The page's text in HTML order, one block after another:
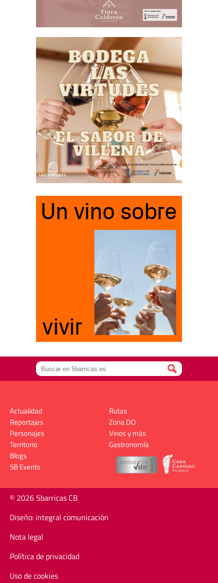
Actualidad
Reportajes
Personajes
Territorio
Rutas
Zona DO
Vinos y más
Gastronomía
Blogs
5B Events
© 2026 5barricas CB
Diseño: integral comunicación
Nota legal
Política de privacidad
Uso de cookies